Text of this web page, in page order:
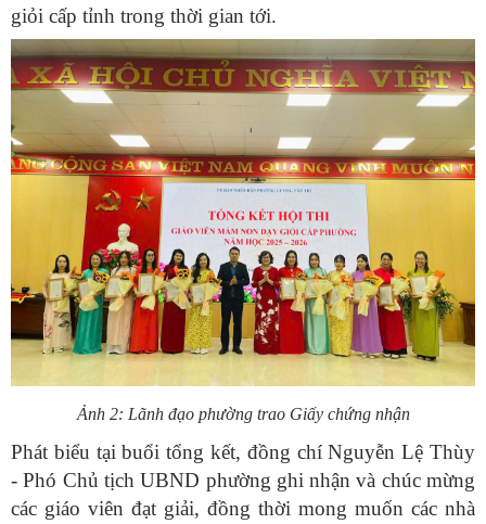
giỏi cấp tỉnh trong thời gian tới.
Ảnh 2: Lãnh đạo phường trao Giấy chứng nhận
Phát biểu tại buổi tổng kết, đồng chí Nguyễn Lệ Thùy
- Phó Chủ tịch UBND phường ghi nhận và chúc mừng
các giáo viên đạt giải, đồng thời mong muốn các nhà